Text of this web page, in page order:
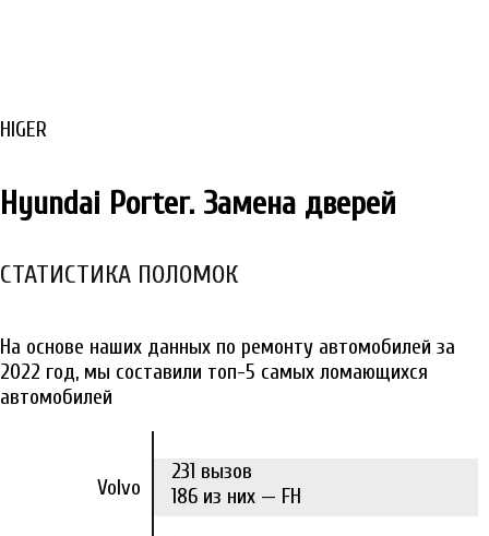
HIGER
Hyundai Porter. Замена дверей
СТАТИСТИКА ПОЛОМОК
На основе наших данных по ремонту автомобилей за
2022 год, мы составили топ-5 самых ломающихся
автомобилей
Volvo
231 вызов
186 из них — FH